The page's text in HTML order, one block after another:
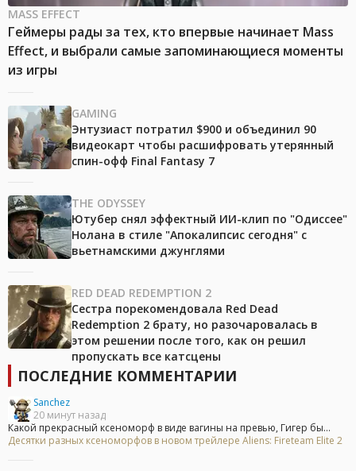
MASS EFFECT
Геймеры рады за тех, кто впервые начинает Mass
Effect, и выбрали самые запоминающиеся моменты
из игры
GAMING
Энтузиаст потратил $900 и объединил 90
видеокарт чтобы расшифровать утерянный
спин-офф Final Fantasy 7
THE ODYSSEY
Ютубер снял эффектный ИИ-клип по "Одиссее"
Нолана в стиле "Апокалипсис сегодня" с
вьетнамскими джунглями
RED DEAD REDEMPTION 2
Сестра порекомендовала Red Dead
Redemption 2 брату, но разочаровалась в
этом решении после того, как он решил
пропускать все катсцены
ПОСЛЕДНИЕ КОММЕНТАРИИ
Sanchez
20 минут назад
Какой прекрасный ксеноморф в виде вагины на превью, Гигер бы...
Десятки разных ксеноморфов в новом трейлере Aliens: Fireteam Elite 2